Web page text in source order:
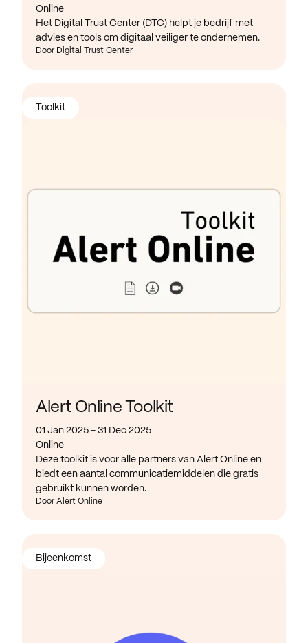
Online
Het Digital Trust Center (DTC) helpt je bedrijf met
advies en tools om digitaal veiliger te ondernemen.
Door Digital Trust Center
Alert Online Toolkit
01 Jan 2025 - 31 Dec 2025
Online
Deze toolkit is voor alle partners van Alert Online en
biedt een aantal communicatiemiddelen die gratis
gebruikt kunnen worden.
Door Alert Online
Toolkit
Bijeenkomst